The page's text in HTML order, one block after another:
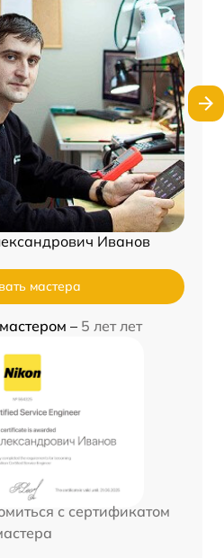
Иванов
мастера
– 5 лет лет
с сертификатом